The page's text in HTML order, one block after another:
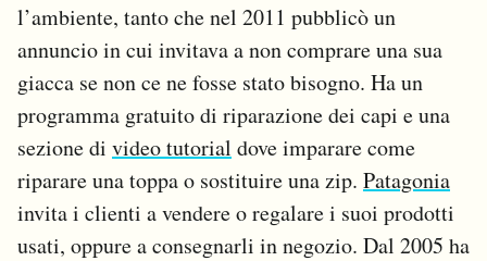
l’ambiente, tanto che nel 2011 pubblicò un
annuncio in cui invitava a non comprare una sua
giacca se non ce ne fosse stato bisogno. Ha un
programma gratuito di riparazione dei capi e una
sezione di video tutorial dove imparare come
riparare una toppa o sostituire una zip. Patagonia
invita i clienti a vendere o regalare i suoi prodotti
usati, oppure a consegnarli in negozio. Dal 2005 ha